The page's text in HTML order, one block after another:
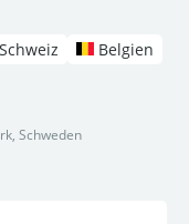
Schweiz
Belgien
Schweden